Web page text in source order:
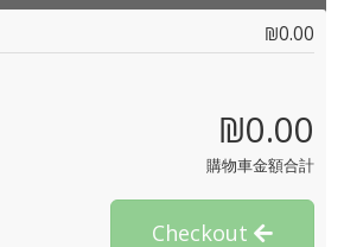
₪0.00
₪0.00
購物車金額合計
Checkout